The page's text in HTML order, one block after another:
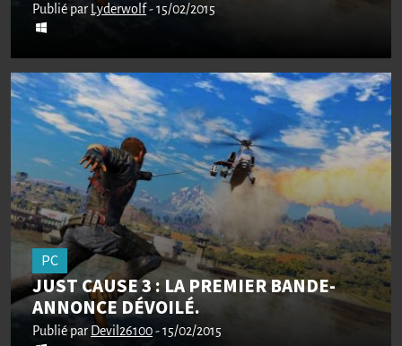
Publié par Lyderwolf- 15/02/2015
PC
JUST CAUSE 3 : LA PREMIER BANDE-
ANNONCE DÉVOILÉ.
Publié par Devil26100- 15/02/2015